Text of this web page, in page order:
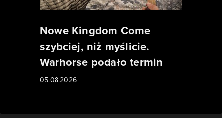
Nowe Kingdom Come
szybciej, niż myślicie.
Warhorse podało termin
05.08.2026